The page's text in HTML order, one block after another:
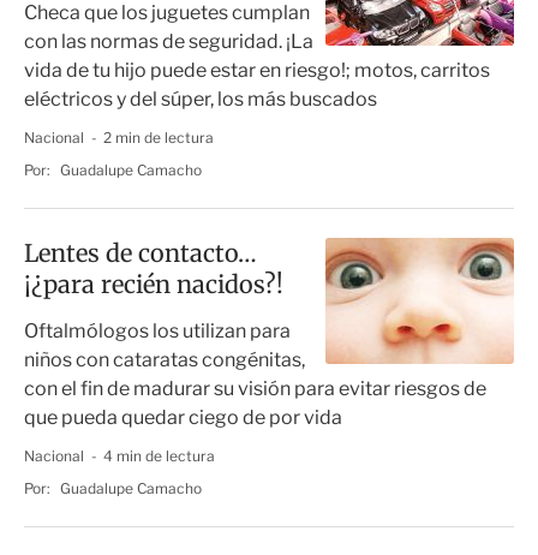
Checa que los juguetes cumplan
con las normas de seguridad. ¡La
vida de tu hijo puede estar en riesgo!; motos, carritos
eléctricos y del súper, los más buscados
Nacional
2 min de lectura
Por: Guadalupe Camacho
Lentes de contacto…
¡¿para recién nacidos?!
Oftalmólogos los utilizan para
niños con cataratas congénitas,
con el fin de madurar su visión para evitar riesgos de
que pueda quedar ciego de por vida
Nacional
4 min de lectura
Por: Guadalupe Camacho